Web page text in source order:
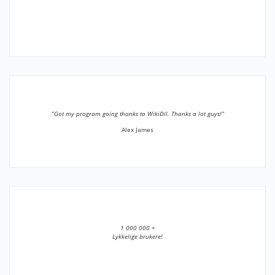
”Got my program going thanks to WikiDll. Thanks a lot guys!”
Alex James
1 000 000 +
Lykkelige brukere!